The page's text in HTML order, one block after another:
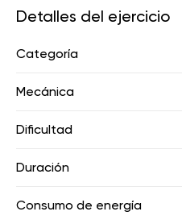
Detalles del ejercicio
Categoría
Mecánica
Dificultad
Duración
Consumo de energía